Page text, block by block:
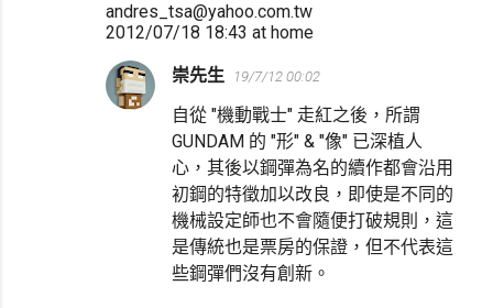
andres_tsa@yahoo.com.tw
2012/07/18 18:43 at home
崇先生 19/7/12 00:02
自從 "機動戰士" 走紅之後，所謂
GUNDAM 的 "形" & "像" 已深植人
心，其後以鋼彈為名的續作都會沿用
初鋼的特徵加以改良，即使是不同的
機械設定師也不會隨便打破規則，這
是傳統也是票房的保證，但不代表這
些鋼彈們沒有創新。